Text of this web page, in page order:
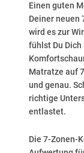
Einen guten
Deiner neuen
wird es zur
fühlst Du Dich
Matratze auf
und genau.
richtige
entlastet.
Die 7-Zonen-